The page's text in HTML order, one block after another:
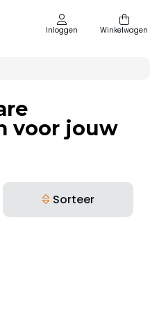
Inloggen Winkelwagen
voor jouw
Sorteer